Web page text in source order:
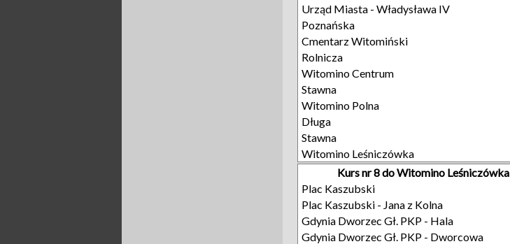
Urząd Miasta - Władysława IV
Poznańska
Cmentarz Witomiński
Rolnicza
Witomino Centrum
Stawna
Witomino Polna
Długa
Stawna
Witomino Leśniczówka
Kurs nr 8 do Witomino Leśniczówka
Plac Kaszubski
Plac Kaszubski - Jana z Kolna
Gdynia Dworzec Gł. PKP - Hala
Gdynia Dworzec Gł. PKP - Dworcowa